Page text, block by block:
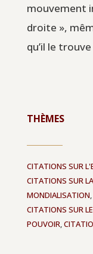
mouvement
droite »,
qu’il le
THÈMES
CITATIONS SUR
CITATIONS SUR
MONDIALISATION,
CITATIONS SUR
POUVOIR,